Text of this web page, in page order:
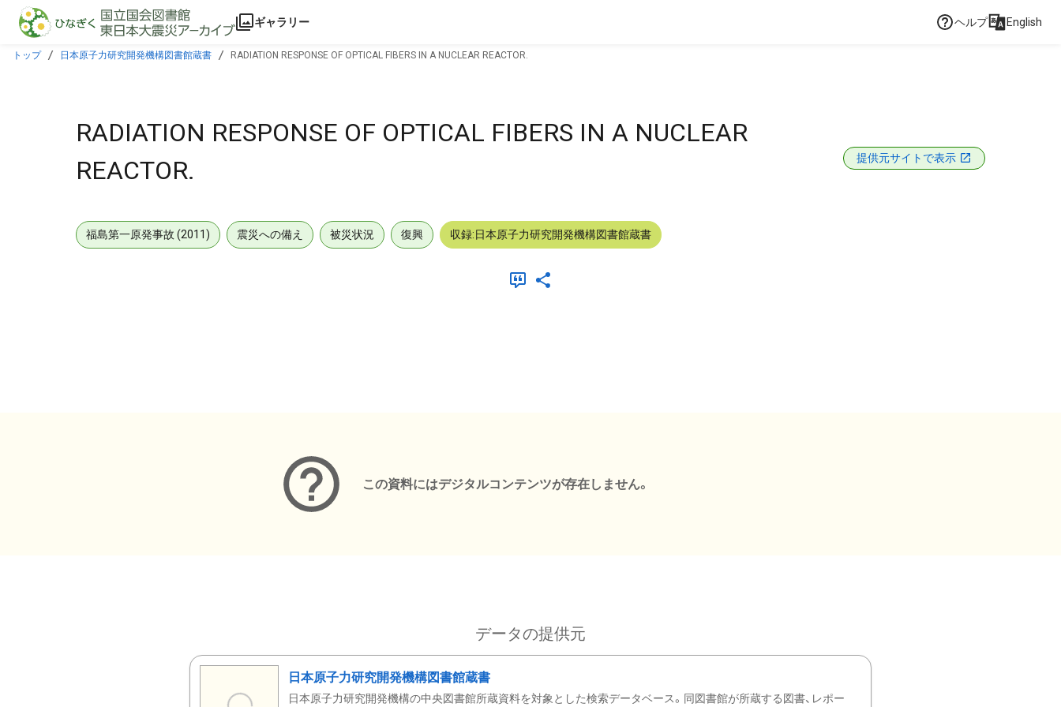
本文に飛ぶ
ギャラリー ヘルプ English
トップ 日本原子力研究開発機構図書館蔵書 RADIATION RESPONSE OF OPTICAL FIBERS IN A NUCLEAR REACTOR.
RADIATION RESPONSE OF OPTICAL FIBERS IN A NUCLEAR
REACTOR.
提供元サイトで表示
福島第一原発事故 (2011) 震災への備え 被災状況 復興 収録:日本原子力研究開発機構図書館蔵書
この資料にはデジタルコンテンツが存在しません。
データの提供元
日本原子力研究開発機構図書館蔵書
日本原子力研究開発機構の中央図書館所蔵資料を対象とした検索データベース。同図書館が所蔵する図書、レポー